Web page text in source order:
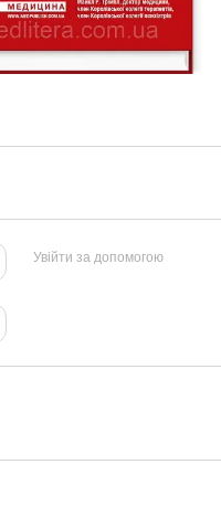
Увійти за допомогою